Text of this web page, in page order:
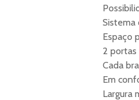
Sistema
Espaço
2 portas
Cada
Em
Largura